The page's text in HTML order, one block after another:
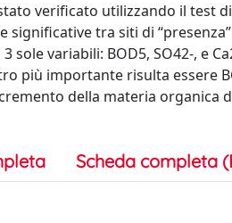
verificato utilizzando il test
tra siti di
variabili: BOD5, SO42-, e
più importante risulta essere
della materia organica
Scheda completa